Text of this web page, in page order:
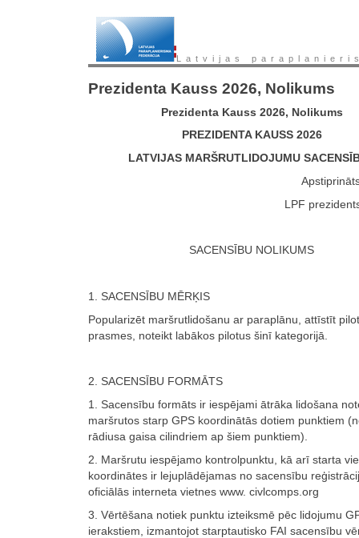
Latvijas
Prezidenta Kauss 2026, Nolikums
Prezidenta Kauss 2026, Nolikums
PREZIDENTA KAUSS 2026
LATVIJAS MARŠRUTLIDOJUMU
LPF
SACENSĪBU NOLIKUMS
1. SACENSĪBU MĒRĶIS
Popularizēt maršrutlidošanu ar paraplānu, attīstīt
prasmes, noteikt labākos pilotus šinī kategorijā.
2. SACENSĪBU FORMĀTS
1. Sacensību formāts ir iespējami ātrāka lidošana
maršrutos starp GPS koordinātās dotiem punktiem
rādiusa gaisa cilindriem ap šiem punktiem).
2. Maršrutu iespējamo kontrolpunktu, kā arī starta
koordinātes ir lejuplādējamas no sacensību
oficiālās interneta vietnes www. civlcomps.org
3. Vērtēšana notiek punktu izteiksmē pēc lidojumu
ierakstiem, izmantojot starptautisko FAI sacensību